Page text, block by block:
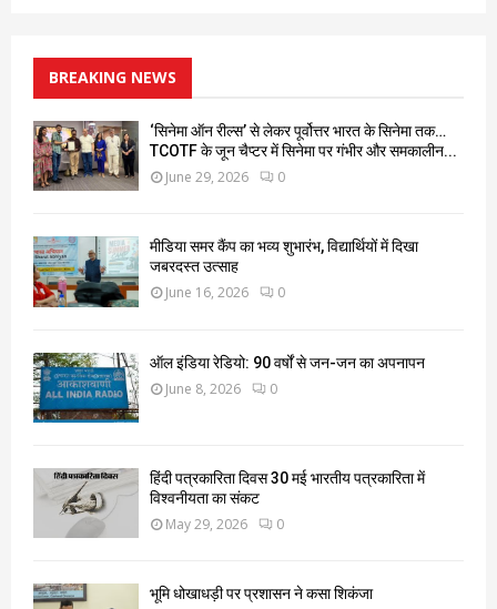
BREAKING NEWS
‘सिनेमा ऑन रील्स’ से लेकर पूर्वोत्तर भारत के सिनेमा तक…
TCOTF के जून चैप्टर में सिनेमा पर गंभीर और समकालीन...
June 29, 2026 0
मीडिया समर कैंप का भव्य शुभारंभ, विद्यार्थियों में दिखा
जबरदस्त उत्साह
June 16, 2026 0
ऑल इंडिया रेडियो: 90 वर्षों से जन-जन का अपनापन
June 8, 2026 0
हिंदी पत्रकारिता दिवस 30 मई भारतीय पत्रकारिता में
विश्वनीयता का संकट
May 29, 2026 0
भूमि धोखाधड़ी पर प्रशासन ने कसा शिकंजा